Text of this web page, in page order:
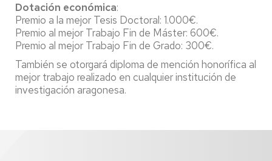
Dotación económica:
Premio a la mejor Tesis Doctoral: 1.000€.
Premio al mejor Trabajo Fin de Máster: 600€.
Premio al mejor Trabajo Fin de Grado: 300€.
También se otorgará diploma de mención honorífica al
mejor trabajo realizado en cualquier institución de
investigación aragonesa.